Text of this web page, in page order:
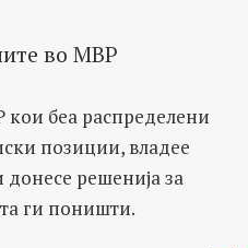
во МВР
беа распределени
позиции, владее
решенија за
ги поништи.